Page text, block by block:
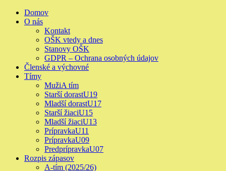
Skip
Primary
Menu
Domov
O nás
Kontakt
OŠK vtedy a dnes
Stanovy OŠK
GDPR – Ochrana osobných údajov
Členské a výchovné
Tímy
MužiA tím
Starší dorastU19
Mladší dorastU17
Starší žiaciU15
Mladší žiaciU13
PrípravkaU11
PrípravkaU09
PredprípravkaU07
Rozpis zápasov
A-tím (2025/26)